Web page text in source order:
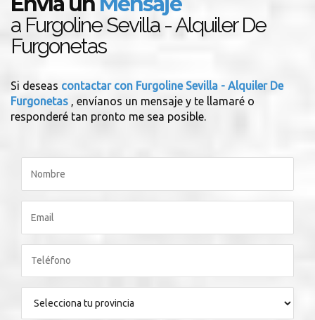
a Furgoline Sevilla - Alquiler De
Furgonetas
Si deseas contactar con Furgoline Sevilla - Alquiler De
Furgonetas , envíanos un mensaje y te llamaré o
responderé tan pronto me sea posible.